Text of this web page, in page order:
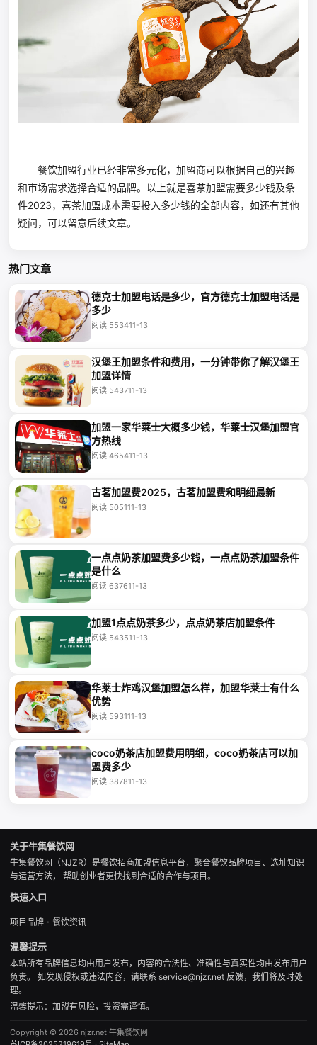
餐饮加盟行业已经非常多元化，加盟商可以根据自己的兴趣
和市场需求选择合适的品牌。以上就是喜茶加盟需要多少钱及条
件2023，喜茶加盟成本需要投入多少钱的全部内容，如还有其他
疑问，可以留意后续文章。
热门文章
德克士加盟电话是多少，官方德克士加盟电话是
多少
阅读 553411-13
汉堡王加盟条件和费用，一分钟带你了解汉堡王
加盟详情
阅读 543711-13
加盟一家华莱士大概多少钱，华莱士汉堡加盟官
方热线
阅读 465411-13
古茗加盟费2025，古茗加盟费和明细最新
阅读 505111-13
一点点奶茶加盟费多少钱，一点点奶茶加盟条件
是什么
阅读 637611-13
加盟1点点奶茶多少，点点奶茶店加盟条件
阅读 543511-13
华莱士炸鸡汉堡加盟怎么样，加盟华莱士有什么
优势
阅读 593111-13
coco奶茶店加盟费用明细，coco奶茶店可以加
盟费多少
阅读 387811-13
关于牛集餐饮网
牛集餐饮网（NJZR）是餐饮招商加盟信息平台，聚合餐饮品牌项目、选址知识
与运营方法， 帮助创业者更快找到合适的合作与项目。
快速入口
项目品牌 · 餐饮资讯
温馨提示
本站所有品牌信息均由用户发布，内容的合法性、准确性与真实性均由发布用户
负责。 如发现侵权或违法内容，请联系 service@njzr.net 反馈，我们将及时处
理。
温馨提示：加盟有风险，投资需谨慎。
Copyright © 2026 njzr.net 牛集餐饮网